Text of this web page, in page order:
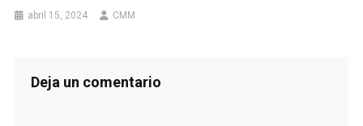
abril 15, 2024 CMM
Deja un comentario